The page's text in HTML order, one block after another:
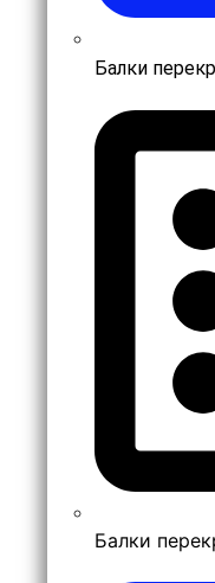
Балки
Балки